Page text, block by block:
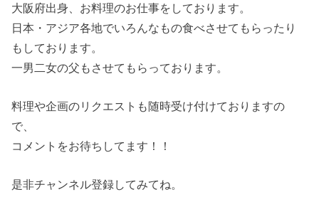
大阪府出身、お料理のお仕事をしております。
日本・アジア各地でいろんなもの食べさせてもらったり
もしております。
一男二女の父もさせてもらっております。
料理や企画のリクエストも随時受け付けておりますの
で、
コメントをお待ちしてます！！
是非チャンネル登録してみてね。